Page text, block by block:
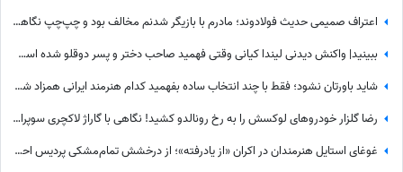
اعتراف صمیمی حدیث فولادوند؛ مادرم با بازیگر شدنم مخالف بود و چپ‌چپ نگاهم می‌کرد! + ویدئو
ببینید| واکنش دیدنی لیندا کیانی وقتی فهمید صاحب دختر و پسر دوقلو شده است؛ حس عجیبی داشتم چون فهمیدم پسرم یه...
شاید باورتان نشود؛ فقط با چند انتخاب ساده بفهمید کدام هنرمند ایرانی همزاد شخصیتی شماست! از شوخ‌طبعی نعیمه نظام‌دوست تا احساسات عمیق شهاب حسینی؛ شما شبیه کدام‌یک هستید؟
رضا گلزار خودروهای لوکسش را به رخ رونالدو کشید! نگاهی با گاراژ لاکچری سوپراستار سینمای ایران+عکس
غوغای استایل هنرمندان در اکران «از یادرفته»؛ از درخشش تمام‌مشکی پردیس احمدیه و آزیتا حاجیان تا تیپ اسپورت سینا مهراد و مجید مظفری